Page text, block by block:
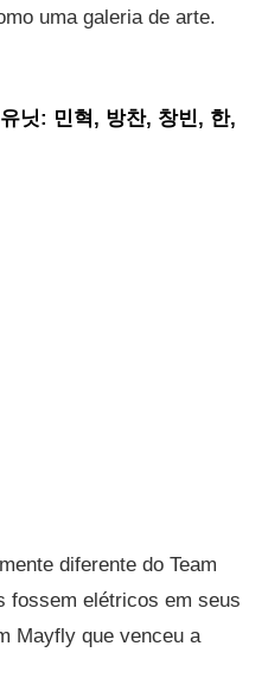
uma galeria de arte.
닛: 민혁, 방찬, 창빈, 한,
diferente do Team
fossem elétricos em seus
Mayfly que venceu a